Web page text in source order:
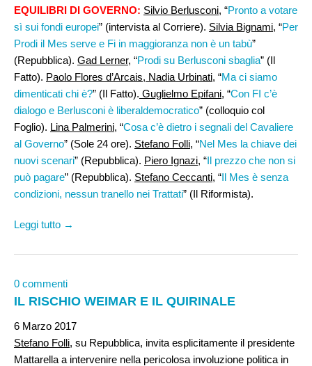
EQUILIBRI DI GOVERNO: Silvio Berlusconi, “Pronto a votare
sì sui fondi europei” (intervista al Corriere). Silvia Bignami, “Per
Prodi il Mes serve e Fi in maggioranza non è un tabù”
(Repubblica). Gad Lerner, “Prodi su Berlusconi sbaglia” (Il
Fatto). Paolo Flores d’Arcais, Nadia Urbinati, “Ma ci siamo
dimenticati chi è?” (Il Fatto). Guglielmo Epifani, “Con FI c’è
dialogo e Berlusconi è liberaldemocratico” (colloquio col
Foglio). Lina Palmerini, “Cosa c’è dietro i segnali del Cavaliere
al Governo” (Sole 24 ore). Stefano Folli, “Nel Mes la chiave dei
nuovi scenari” (Repubblica). Piero Ignazi, “Il prezzo che non si
può pagare” (Repubblica). Stefano Ceccanti, “Il Mes è senza
condizioni, nessun tranello nei Trattati” (Il Riformista).
Leggi tutto →
0 commenti
IL RISCHIO WEIMAR E IL QUIRINALE
6 Marzo 2017
Stefano Folli, su Repubblica, invita esplicitamente il presidente
Mattarella a intervenire nella pericolosa involuzione politica in